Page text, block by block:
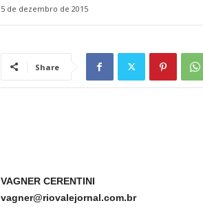
5 de dezembro de 2015
Share
VAGNER CERENTINI
vagner@riovalejornal.com.br